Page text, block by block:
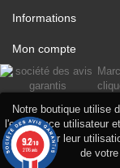
Notre boutique utilise
l'expérience utilisateur
d'accepter leur
de
Informations
Mon compte
9.2/10
2176 avis